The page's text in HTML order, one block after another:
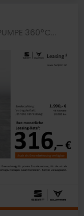
Tavascan ENDURANCE WÄRMEPUMPE 360°CAM ACC LM19